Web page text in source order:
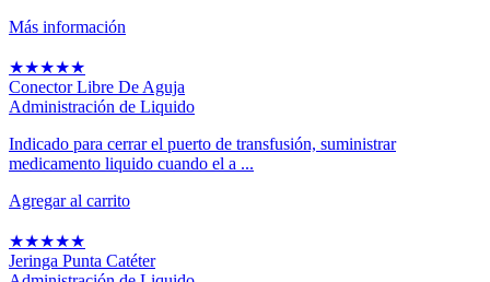
Más información
★★★★★
Conector Libre De Aguja
Administración de Liquido
Indicado para cerrar el puerto de transfusión, suministrar
medicamento liquido cuando el a ...
Agregar al carrito
★★★★★
Jeringa Punta Catéter